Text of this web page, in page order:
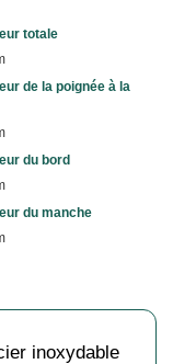
totale
de la poignée à la
du bord
du manche
inoxydable